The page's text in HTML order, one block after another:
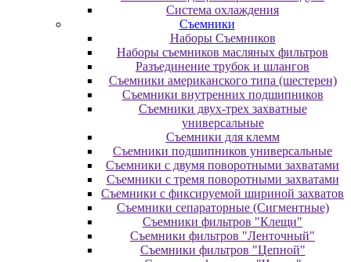
Система охлаждения
Съемники
Наборы Съемников
Наборы съемников масляных фильтров
Разъединение трубок и шлангов
Съемники американского типа (шестерен)
Съемники внутренних подшипников
Съемники двух-трех захватные
универсальные
Съемники для клемм
Съемники подшипников универсальные
Съемники с двумя поворотными захватами
Съемники с тремя поворотными захватами
Съемники с фиксируемой шириной захватов
Съемники сепараторные (Сигментные)
Съемники фильтров "Клещи"
Съемники фильтров "Ленточный"
Съемники фильтров "Цепной"